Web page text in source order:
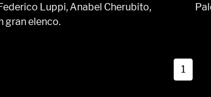
Luppi, Anabel Cherubito,
gran elenco.
1